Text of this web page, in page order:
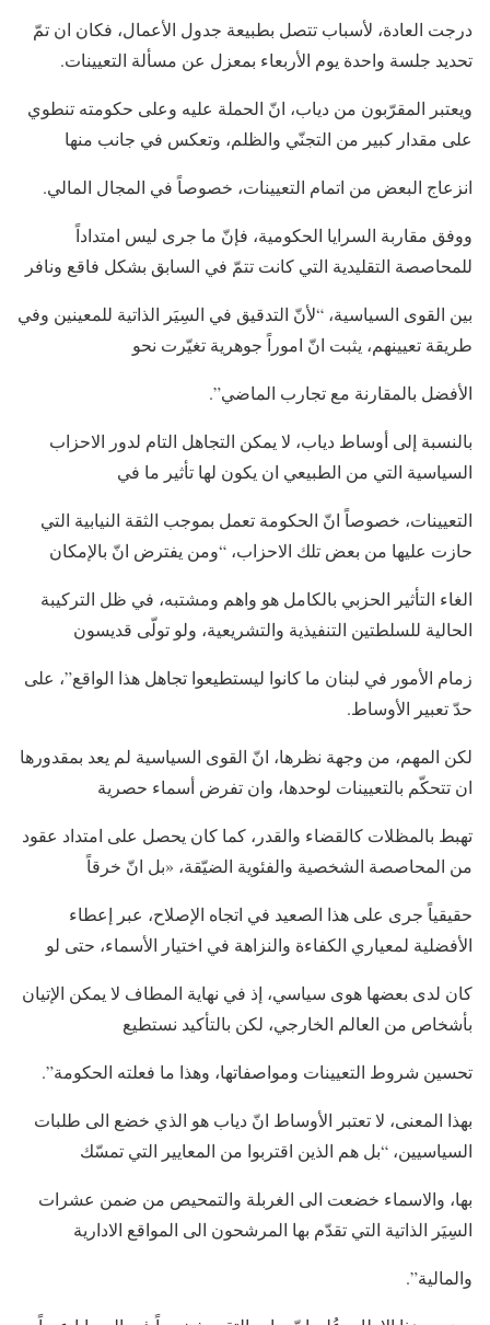
درجت العادة، لأسباب تتصل بطبيعة جدول الأعمال، فكان ان تمّ
تحديد جلسة واحدة يوم الأربعاء بمعزل عن مسألة التعيينات.
ويعتبر المقرّبون من دياب، انّ الحملة عليه وعلى حكومته تنطوي
على مقدار كبير من التجنّي والظلم، وتعكس في جانب منها
انزعاج البعض من اتمام التعيينات، خصوصاً في المجال المالي.
ووفق مقاربة السرايا الحكومية، فإنّ ما جرى ليس امتداداً
للمحاصصة التقليدية التي كانت تتمّ في السابق بشكل فاقع ونافر
بين القوى السياسية، “لأنّ التدقيق في السِيَر الذاتية للمعينين وفي
طريقة تعيينهم، يثبت انّ اموراً جوهرية تغيّرت نحو
الأفضل بالمقارنة مع تجارب الماضي”.
بالنسبة إلى أوساط دياب، لا يمكن التجاهل التام لدور الاحزاب
السياسية التي من الطبيعي ان يكون لها تأثير ما في
التعيينات، خصوصاً انّ الحكومة تعمل بموجب الثقة النيابية التي
حازت عليها من بعض تلك الاحزاب، “ومن يفترض انّ بالإمكان
الغاء التأثير الحزبي بالكامل هو واهم ومشتبه، في ظل التركيبة
الحالية للسلطتين التنفيذية والتشريعية، ولو تولّى قديسون
زمام الأمور في لبنان ما كانوا ليستطيعوا تجاهل هذا الواقع”، على
حدّ تعبير الأوساط.
لكن المهم، من وجهة نظرها، انّ القوى السياسية لم يعد بمقدورها
ان تتحكّم بالتعيينات لوحدها، وان تفرض أسماء حصرية
تهبط بالمظلات كالقضاء والقدر، كما كان يحصل على امتداد عقود
من المحاصصة الشخصية والفئوية الضيّقة، «بل انّ خرقاً
حقيقياً جرى على هذا الصعيد في اتجاه الإصلاح، عبر إعطاء
الأفضلية لمعياري الكفاءة والنزاهة في اختيار الأسماء، حتى لو
كان لدى بعضها هوى سياسي، إذ في نهاية المطاف لا يمكن الإتيان
بأشخاص من العالم الخارجي، لكن بالتأكيد نستطيع
تحسين شروط التعيينات ومواصفاتها، وهذا ما فعلته الحكومة”.
بهذا المعنى، لا تعتبر الأوساط انّ دياب هو الذي خضع الى طلبات
السياسيين، “بل هم الذين اقتربوا من المعايير التي تمسّك
بها، والاسماء خضعت الى الغربلة والتمحيص من ضمن عشرات
السِيَر الذاتية التي تقدّم بها المرشحون الى المواقع الادارية
والمالية”.